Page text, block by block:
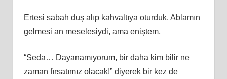
Ertesi sabah duş alıp kahvaltıya oturduk. Ablamın
gelmesi an meselesiydi, ama eniştem,
“Seda… Dayanamıyorum, bir daha kim bilir ne
zaman fırsatımız olacak!” diyerek bir kez de